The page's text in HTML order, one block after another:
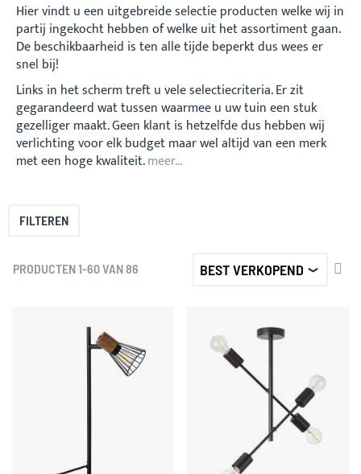
Hier vindt u een uitgebreide selectie producten welke wij in
partij ingekocht hebben of welke uit het assortiment gaan.
De beschikbaarheid is ten alle tijde beperkt dus wees er
snel bij!
Links in het scherm treft u vele selectiecriteria. Er zit
gegarandeerd wat tussen waarmee u uw tuin een stuk
gezelliger maakt. Geen klant is hetzelfde dus hebben wij
verlichting voor elk budget maar wel altijd van een merk
met een hoge kwaliteit.meer...
FILTEREN
PRODUCTEN1-60VAN86